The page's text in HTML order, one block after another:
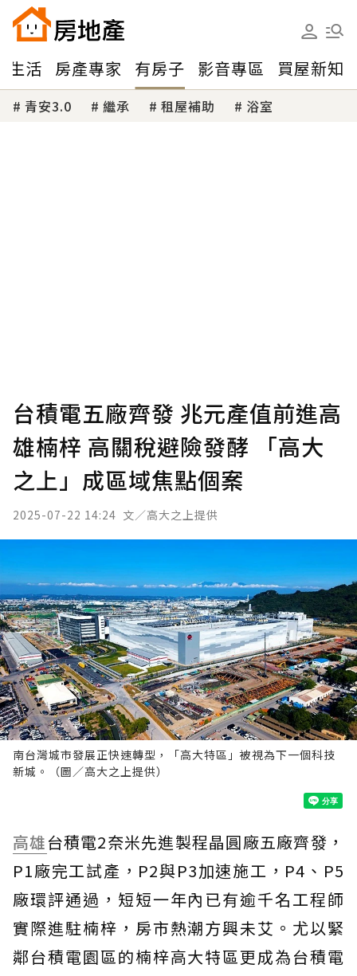
生活 房產專家 有房子 影音專區 買屋新知
青安3.0 繼承 租屋補助 浴室
台積電五廠齊發 兆元產值前進高
雄楠梓 高關稅避險發酵 「高大
之上」成區域焦點個案
2025-07-22 14:24 文／高大之上提供
南台灣城市發展正快速轉型，「高大特區」被視為下一個科技
新城。（圖／高大之上提供）
高雄台積電2奈米先進製程晶圓廠五廠齊發，
P1廠完工試產，P2與P3加速施工，P4、P5
廠環評通過，短短一年內已有逾千名工程師
實際進駐楠梓，房市熱潮方興未艾。尤以緊
鄰台積電園區的楠梓高大特區更成為台積電